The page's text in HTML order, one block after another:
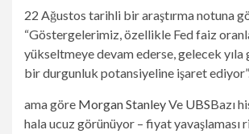
22 Ağustos tarihli bir araştırma notuna
“Göstergelerimiz, özellikle Fed faiz
yükseltmeye devam ederse, gelecek
bir durgunluk potansiyeline işaret
ama göre Morgan StanleyVe UBSBazı
hala ucuz görünüyor – fiyat yavaşlaması